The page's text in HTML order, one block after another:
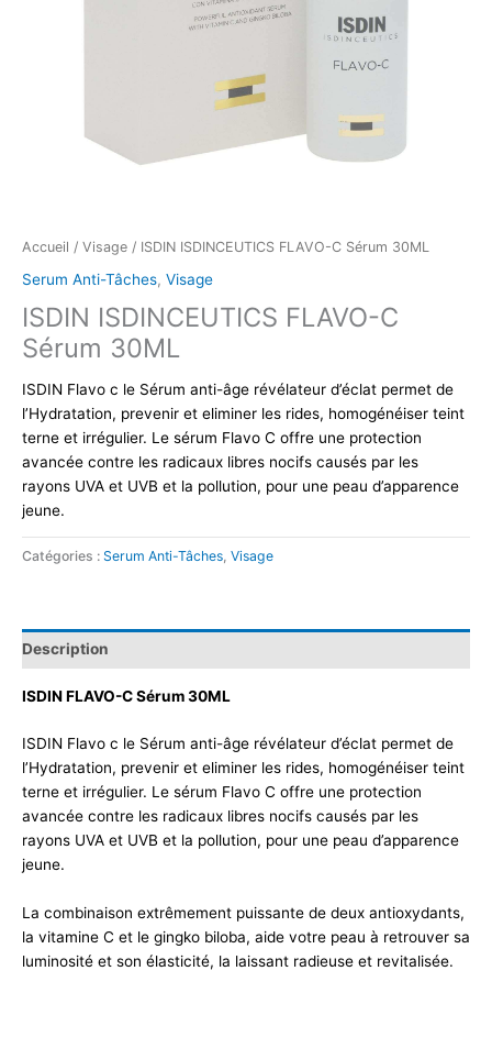
Accueil / Visage / ISDIN ISDINCEUTICS FLAVO-C Sérum 30ML
Serum Anti-Tâches, Visage
ISDIN ISDINCEUTICS FLAVO-C
Sérum 30ML
ISDIN Flavo c le Sérum anti-âge révélateur d’éclat permet de
l’Hydratation, prevenir et eliminer les rides, homogénéiser teint
terne et irrégulier. Le sérum Flavo C offre une protection
avancée contre les radicaux libres nocifs causés par les
rayons UVA et UVB et la pollution, pour une peau d’apparence
jeune.
Catégories : Serum Anti-Tâches, Visage
Description
ISDIN FLAVO-C Sérum 30ML
ISDIN Flavo c le Sérum anti-âge révélateur d’éclat permet de
l’Hydratation, prevenir et eliminer les rides, homogénéiser teint
terne et irrégulier. Le sérum Flavo C offre une protection
avancée contre les radicaux libres nocifs causés par les
rayons UVA et UVB et la pollution, pour une peau d’apparence
jeune.
La combinaison extrêmement puissante de deux antioxydants,
la vitamine C et le gingko biloba, aide votre peau à retrouver sa
luminosité et son élasticité, la laissant radieuse et revitalisée.